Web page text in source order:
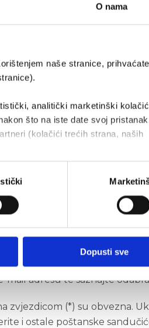
O nama
naše stranice, prihvaćate
analitički marketinški
što na iste date svoj
(kolačići trećih strana, naših
Dopusti sve
i urednika neovisnih
i ponude
mail adresu te saznajte
zvjezdicom (*) su obvezna.
i ostale poštanske